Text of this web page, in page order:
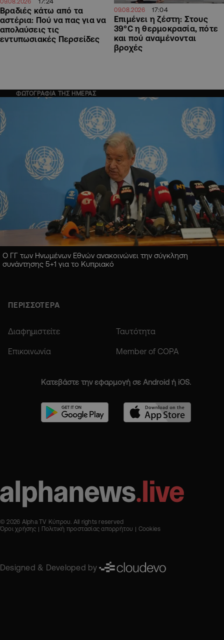
Βραδιές κάτω από τα
αστέρια: Πού να πας για να
απολαύσεις τις
εντυπωσιακές Περσείδες
09.08.2026 17:04
Επιμένει η ζέστη: Στους
39°C η θερμοκρασία, πότε
και πού αναμένονται
βροχές
ΦΩΤΟΓΡΑΦΙΑ ΤΗΣ ΗΜΕΡΑΣ
Ο ΓΓ των Ηνωμένων Εθνών ανακοινώνει την σύγκληση
συνάντησης 5+1 για το Κυπριακό
ΠΕΡΙΣΣΟΤΕΡΑ
Διαφημιστείτε Ταυτότητα
Επικοινωνία Member of COPA
Κατεβάστε την εφαρμογή σε Android ή iOS.
© 2026 Alpha TV Κύπρου. All rights reserved
Όροι χρήσης
Πολιτική προστασίας απορρήτου Cookies
Designed & Developed by